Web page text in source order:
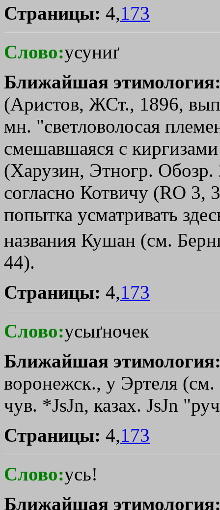
Страницы: 4,173
Слово:усуниґ
Ближайшая
(Аристов, ЖСт., 1896,
мн. "светловолосая
смешавшаяся с
(Харузин, Этногр. Обозр.
согласно Котвичу (RО 3,
попытка усматривать
названия Кушан (см.
44).
Страницы: 4,173
Слово:усыґночек
Ближайшая
воронежск., у Эртеля
чув. *ЈsЈn, казах. ЈsЈn
Страницы: 4,173
Слово:усь!
Ближайшая